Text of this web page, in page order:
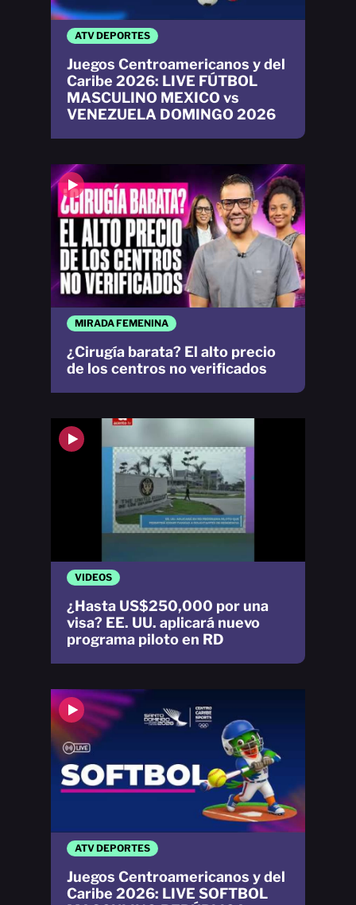
MIRADA FEMENINA
¿Cirugía barata? El alto precio
de los centros no verificados
ATV DEPORTES
Juegos Centroamericanos y del
Caribe 2026: LIVE FÚTBOL
MASCULINO MEXICO vs
VENEZUELA DOMINGO 2026
ATV DEPORTES
Juegos Centroamericanos y del
Caribe 2026: LIVE SOFTBOL
VIDEOS
¿Hasta US$250,000 por una
visa? EE. UU. aplicará nuevo
programa piloto en RD